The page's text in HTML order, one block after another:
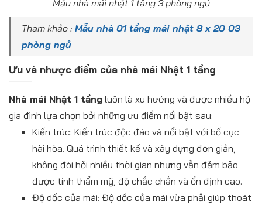
Mẫu nhà mái nhật 1 tầng 3 phòng ngủ
Tham khảo : Mẫu nhà 01 tầng mái nhật 8 x 20 03
phòng ngủ
Ưu và nhược điểm của nhà mái Nhật 1 tầng
Nhà mái Nhật 1 tầng luôn là xu hướng và được nhiều hộ
gia đình lựa chọn bởi những ưu điểm nổi bật sau:
Kiến trúc: Kiến trúc độc đáo và nổi bật với bố cục
hài hòa. Quá trình thiết kế và xây dựng đơn giản,
không đòi hỏi nhiều thời gian nhưng vẫn đảm bảo
được tính thẩm mỹ, độ chắc chắn và ổn định cao.
Độ dốc của mái: Độ dốc của mái vừa phải giúp thoát